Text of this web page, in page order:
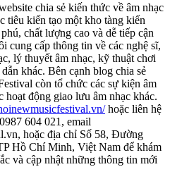
chia sẻ kiến thức về âm nhạc
tiêu kiến tạo một kho tàng kiến
chất lượng cao và dễ tiếp cận
cung cấp thông tin về các nghệ sĩ,
lý thuyết âm nhạc, kỹ thuật chơi
khác. Bên cạnh blog chia sẻ
còn tổ chức các sự kiện âm
hoạt động giao lưu âm nhạc khác.
hoặc liên hệ
604 021, email
, hoặc địa chỉ Số 58, Đường
Hồ Chí Minh, Việt Nam để khám
và cập nhật những thông tin mới